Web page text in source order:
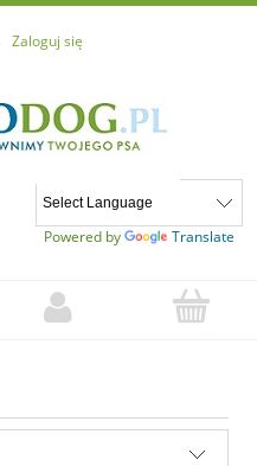
Zaloguj się
Powered by Translate